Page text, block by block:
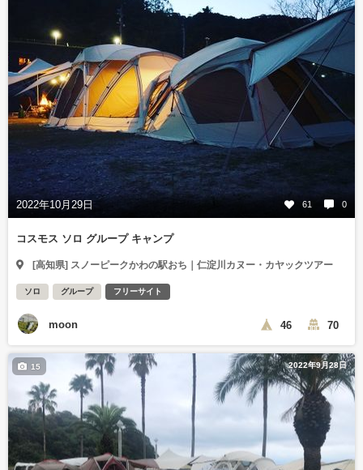
2022年10月29日 61 0
コスモス ソロ グループ キャンプ
[高知県] スノーピークかわの駅おち｜仁淀川カヌー・カヤックツアー
ソロ グループ フリーサイト
moon 46 70
2022年9月28日
15